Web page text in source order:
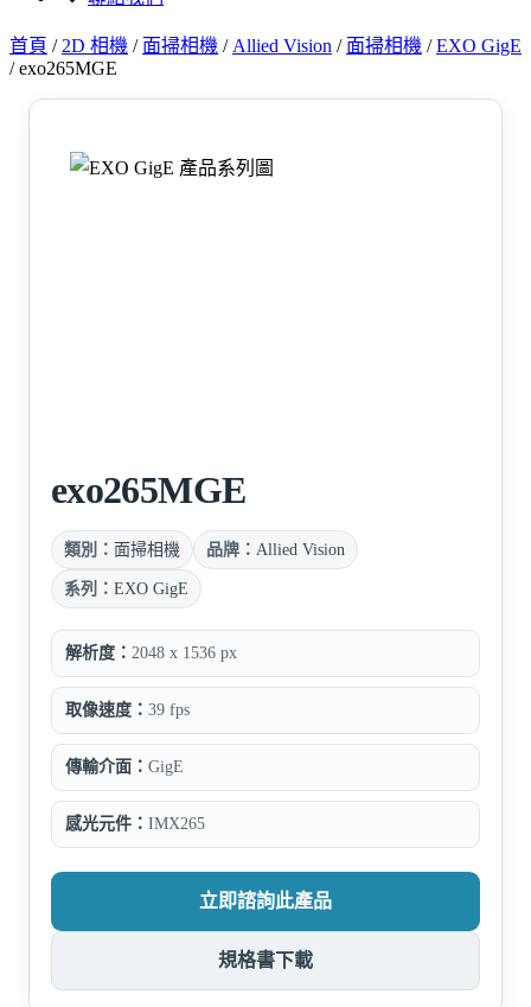
首頁 / 2D 相機 / 面掃相機 / Allied Vision / 面掃相機 /EXO GigE
/exo265MGE
exo265MGE
類別： 面掃相機 品牌： Allied Vision
系列： EXO GigE
解析度： 2048 x 1536 px
取像速度： 39 fps
傳輸介面： GigE
感光元件： IMX265
立即諮詢此產品
規格書下載